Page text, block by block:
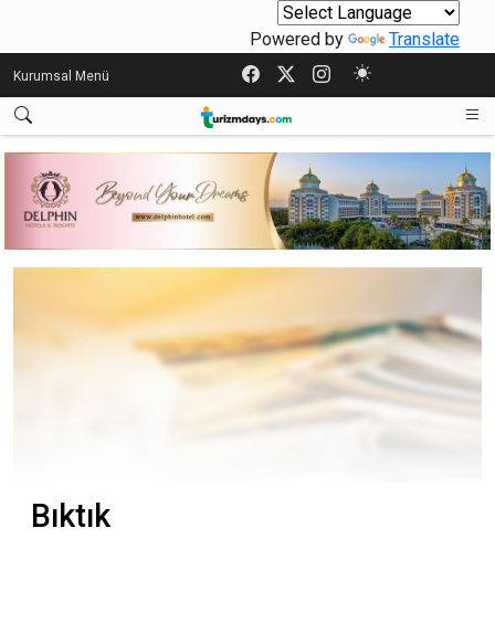
Powered by Translate
Kurumsal Menü
Bıktık